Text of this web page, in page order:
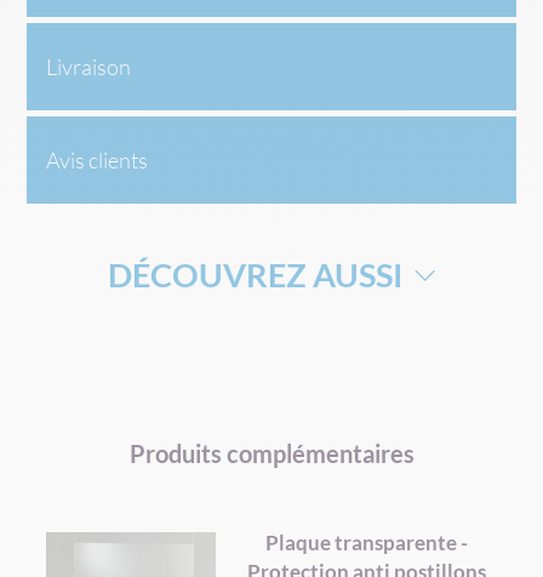
Livraison
Avis clients
DÉCOUVREZ AUSSI
Produits complémentaires
Plaque transparente -
Protection anti postillons